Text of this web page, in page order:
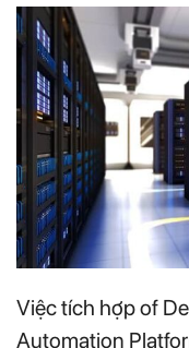
Việc tích hợp of
Automation